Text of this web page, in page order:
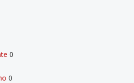
0
0